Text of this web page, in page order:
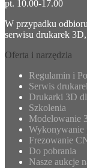
pt. 10.00-17.00
W przypadku
serwisu drukarek
Oferta i narzędzia
Regulamin i
Serwis
Drukarki 3D
Szkolenia
Modelowanie
Wykonywanie
Frezowanie
Do pobrania
Nasze aukcje